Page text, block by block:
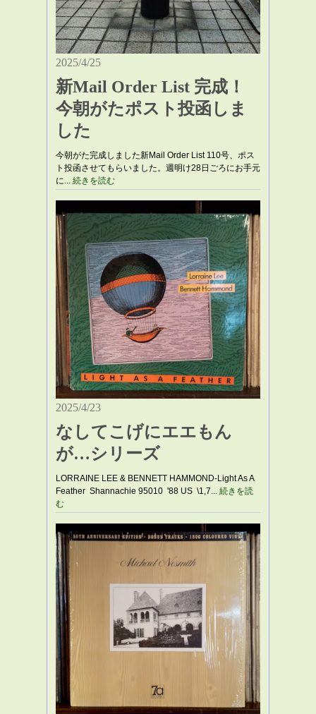
2025/4/25
新Mail Order List 完成！
今朝がたポスト投函しま
した
今朝がた完成しました新Mail Order List 110号、ポス
ト投函させてもらいました。週明け28日ごろにお手元
に... 続きを読む
2025/4/23
なしてこげにエエもん
が…シリーズ
LORRAINE LEE & BENNETT HAMMOND-Light As A
Feather Shannachie 95010 '88 US \1,7... 続きを読
む